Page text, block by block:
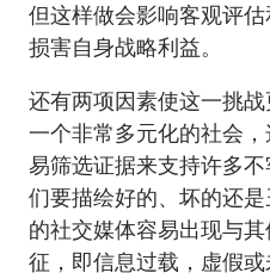
但这样做会影响客观评
损害自身战略利益。
还有两项因素使这一挑
一个非常多元化的社会
易筛选证据来支持许多
们要描绘好的、坏的还
的社交媒体容易出现与
征，即信息过载，虚假